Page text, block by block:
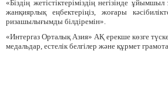
«Біздің жетістіктеріміздің негізінде
жанқиярлық еңбектеріңіз, жоғары
ризашылығымды білдіремін».
«Интергаз Орталық Азия» АҚ ерекше көзге
медальдар, естелік белгілер және құрмет